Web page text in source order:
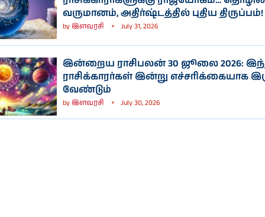
வருமானம், அதிர்ஷ்டத்தில் புதிய திருப்பம்!
byஇளவரசி July 31, 2026
இன்றைய ராசிபலன் 30 ஜூலை 2026:
ராசிக்காரர்கள் இன்று எச்சரிக்கையாக
வேண்டும்
byஇளவரசி July 30, 2026